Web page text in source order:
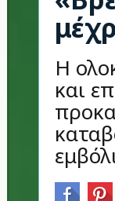
Η
και